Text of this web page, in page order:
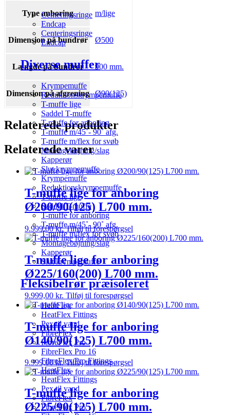
Centeringsringe
Endcap
Centeringsringe
Endcap
Diverse muffer
Krympemuffe
Reduktionskrympemuffe
T-muffe lige
Saddel T-muffe
T-muffe for anboring
T-muffe m/45˚- 90˚ afg.
T-muffe m/flex for svøb
Montagebøjning/slag
Kapperør
Slut krympemuffe
Krympemuffe
Reduktionskrympemuffe
T-muffe lige
Saddel T-muffe
T-muffe for anboring
T-muffe m/45˚- 90˚ afg.
T-muffe m/flex for svøb
Montagebøjning/slag
Kapperør
Slut krympemuffe
Fleksibelrør præisoleret
HeatFlex
HeatFlex Fittings
Pex til vand
FibreFlex
FibreFlex Pro
FibreFlex Pro 16
FibreFlex/Pro Fittings
HeatFlex
HeatFlex Fittings
Pex til vand
FibreFlex
FibreFlex Pro
Type anboring m/lige
Dimension på bundrør Ø500
Længde på bundrør 900 mm.
Dimension på afgrening Ø90(125)
Relaterede produkter
Relaterede varer
T-muffe lige for anboring
Ø200/90(125) L700 mm.
9.999,00kr. Tilføj til forespørgsel
T-muffe lige for anboring
Ø225/160(200) L700 mm.
9.999,00 kr. Tilføj til forespørgsel
T-muffe lige for anboring
Ø140/90(125) L700 mm.
9.999,00kr. Tilføj til forespørgsel
T-muffe lige for anboring
Ø225/90(125) L700 mm.